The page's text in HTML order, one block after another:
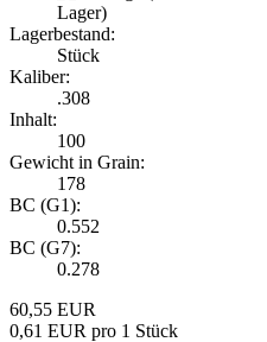
Lager)
Lagerbestand:
Stück
Kaliber:
.308
Inhalt:
100
Gewicht in Grain:
178
BC (G1):
0.552
BC (G7):
0.278
60,55 EUR
0,61 EUR pro 1 Stück